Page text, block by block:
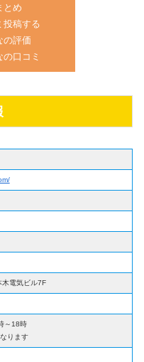
とめ
投稿する
の評価
の口コミ
電気ビル7F
～18時
ります